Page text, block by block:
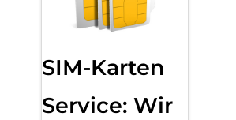
SIM-Karten
Service: Wir